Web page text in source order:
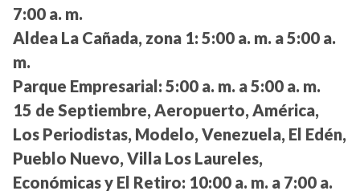
7:00 a. m.
Aldea La Cañada, zona 1: 5:00 a. m. a 5:00 a.
m.
Parque Empresarial: 5:00 a. m. a 5:00 a. m.
15 de Septiembre, Aeropuerto, América,
Los Periodistas, Modelo, Venezuela, El Edén,
Pueblo Nuevo, Villa Los Laureles,
Económicas y El Retiro: 10:00 a. m. a 7:00 a.